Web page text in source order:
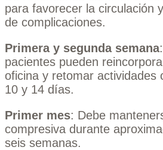
para favorecer la circulación
de complicaciones.
Primera y segunda semana
pacientes pueden
oficina y retomar actividades
10 y 14 días.
Primer mes: Debe
compresiva durante
seis semanas.